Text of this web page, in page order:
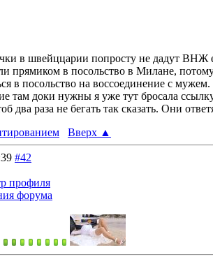
в швейццарии попросту не дадут
прямиком в посольство в Милане,
в посольство на воссоединение с мужем.
там доки нужны я уже тут бросала
два раза не бегать так сказать. Они
Вверх ▲
#42
профиля
форума